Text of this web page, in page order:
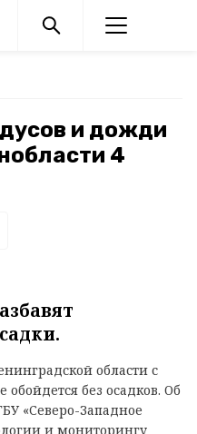
и дожди
4
области с
без осадков. Об
«Северо-Западное
и мониторингу